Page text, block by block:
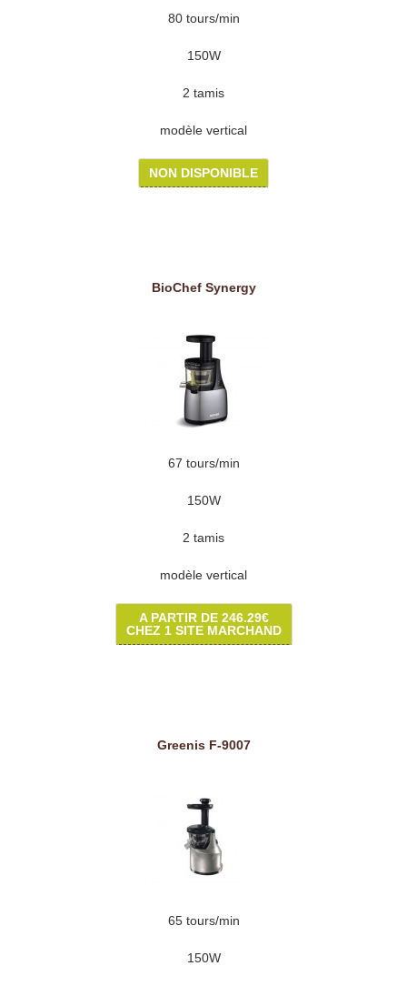
80 tours/min
150W
2 tamis
modèle vertical
NON DISPONIBLE
BioChef Synergy
67 tours/min
150W
2 tamis
modèle vertical
A PARTIR DE 246.29€
CHEZ 1 SITE MARCHAND
Greenis F-9007
65 tours/min
150W